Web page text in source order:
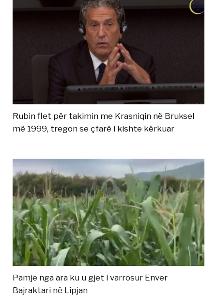
Rubin flet për takimin me Krasniqin në Bruksel
më 1999, tregon se çfarë i kishte kërkuar
Pamje nga ara ku u gjet i varrosur Enver
Bajraktari në Lipjan